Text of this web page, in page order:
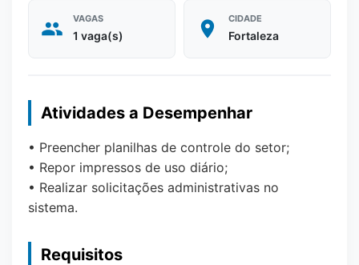
VAGAS
1 vaga(s)
CIDADE
Fortaleza
Atividades a Desempenhar
• Preencher planilhas de controle do setor;
• Repor impressos de uso diário;
• Realizar solicitações administrativas no
sistema.
Requisitos